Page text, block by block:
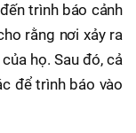
trình báo cảnh
rằng nơi xảy ra
họ. Sau đó, cả
để trình báo vào